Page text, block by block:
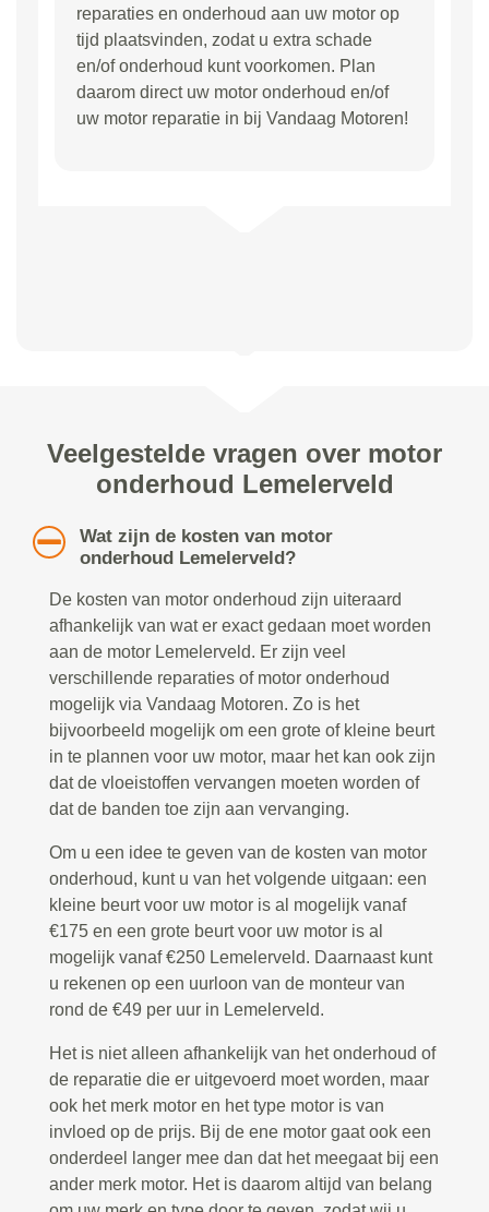
reparaties en onderhoud aan uw motor op
tijd plaatsvinden, zodat u extra schade
en/of onderhoud kunt voorkomen. Plan
daarom direct uw motor onderhoud en/of
uw motor reparatie in bij Vandaag Motoren!
Veelgestelde vragen over motor
onderhoud Lemelerveld
Wat zijn de kosten van motor
onderhoud Lemelerveld?
De kosten van motor onderhoud zijn uiteraard
afhankelijk van wat er exact gedaan moet worden
aan de motor Lemelerveld. Er zijn veel
verschillende reparaties of motor onderhoud
mogelijk via Vandaag Motoren. Zo is het
bijvoorbeeld mogelijk om een grote of kleine beurt
in te plannen voor uw motor, maar het kan ook zijn
dat de vloeistoffen vervangen moeten worden of
dat de banden toe zijn aan vervanging.
Om u een idee te geven van de kosten van motor
onderhoud, kunt u van het volgende uitgaan: een
kleine beurt voor uw motor is al mogelijk vanaf
€175 en een grote beurt voor uw motor is al
mogelijk vanaf €250 Lemelerveld. Daarnaast kunt
u rekenen op een uurloon van de monteur van
rond de €49 per uur in Lemelerveld.
Het is niet alleen afhankelijk van het onderhoud of
de reparatie die er uitgevoerd moet worden, maar
ook het merk motor en het type motor is van
invloed op de prijs. Bij de ene motor gaat ook een
onderdeel langer mee dan dat het meegaat bij een
ander merk motor. Het is daarom altijd van belang